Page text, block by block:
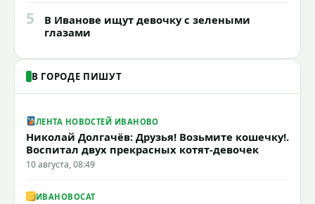
5
В Иванове ищут девочку с зелеными
глазами
В ГОРОДЕ ПИШУТ
ЛЕНТА НОВОСТЕЙ ИВАНОВО
Николай Долгачёв: Друзья! Возьмите кошечку!.
Воспитал двух прекрасных котят-девочек
10 августа, 08:49
ИВАНОВОCAT